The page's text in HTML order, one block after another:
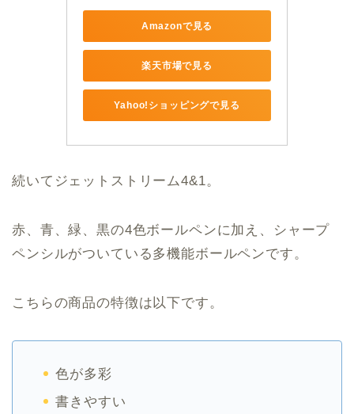
Amazonで見る
楽天市場で見る
Yahoo!ショッピングで見る
続いてジェットストリーム4&1。
赤、青、緑、黒の4色ボールペンに加え、シャープ
ペンシルがついている多機能ボールペンです。
こちらの商品の特徴は以下です。
色が多彩
書きやすい